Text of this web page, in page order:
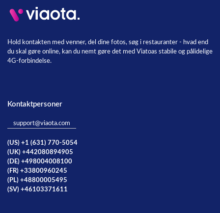
Hold kontakten med venner, del dine fotos, søg i restauranter - hvad end
du skal gøre online, kan du nemt gøre det med Viatoas stabile og pålidelige
4G-forbindelse.
Kontaktpersoner
support@viaota.com
(US) +1 (631) 770-5054
(UK) +442080894905
(DE) +498004008100
(FR) +33800960245
(PL) +48800005495
(SV) +46103371611